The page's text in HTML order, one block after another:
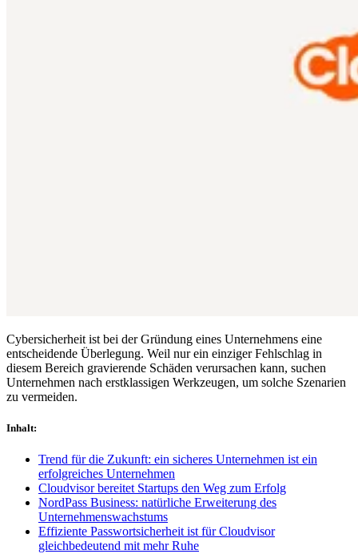
Cybersicherheit ist bei der Gründung eines Unternehmens eine
entscheidende Überlegung. Weil nur ein einziger Fehlschlag in
diesem Bereich gravierende Schäden verursachen kann, suchen
Unternehmen nach erstklassigen Werkzeugen, um solche Szenarien
zu vermeiden.
Inhalt:
Trend für die Zukunft: ein sicheres Unternehmen ist ein
erfolgreiches Unternehmen
Cloudvisor bereitet Startups den Weg zum Erfolg
NordPass Business: natürliche Erweiterung des
Unternehmenswachstums
Effiziente Passwortsicherheit ist für Cloudvisor
gleichbedeutend mit mehr Ruhe